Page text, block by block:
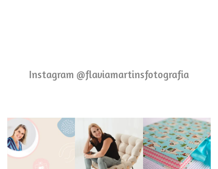
Instagram @flaviamartinsfotografia